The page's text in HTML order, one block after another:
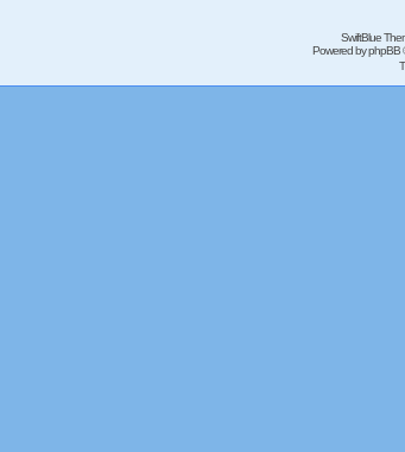
SwiftBlue
Powered byphpBB